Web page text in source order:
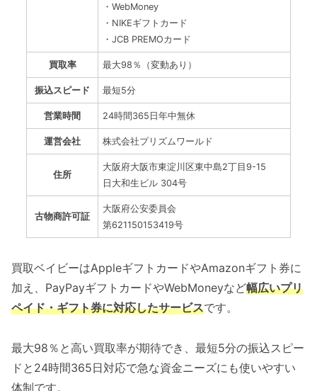
・WebMoney
・NIKEギフトカード
・JCB PREMOカード
買取率 最大98％（変動あり）
振込スピード 最短5分
営業時間 24時間365日年中無休
運営会社 株式会社プリズムワールド
住所
大阪府大阪市東淀川区東中島2丁目9-15
日大和生ビル 304号
古物商許可証
大阪府公安委員会
第621150153419号
買取ベイビーはAppleギフトカードやAmazonギフト券に
加え、PayPayギフトカードやWebMoneyなど幅広いプリ
ペイド・ギフト券に対応したサービスです。
最大98％と高い買取率が期待でき、最短5分の振込スピー
ドと24時間365日対応で急な資金ニーズにも使いやすい
体制です。